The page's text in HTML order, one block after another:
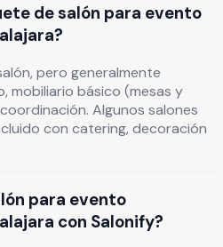
de salón para evento
pero generalmente
mobiliario básico (mesas y
Algunos salones
con catering, decoración
para evento
con Salonify?